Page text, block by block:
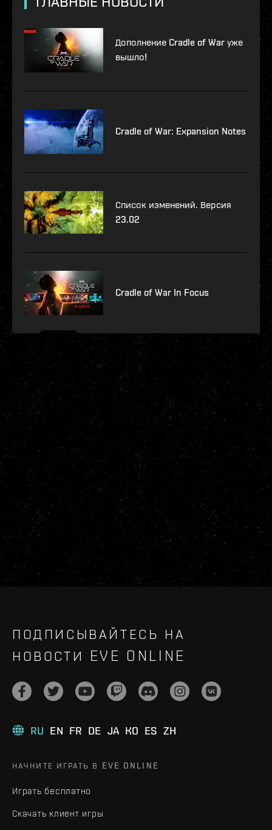
Дополнение Cradle of War уже
вышло!
Cradle of War: Expansion Notes
Список изменений. Версия
23.02
Cradle of War In Focus
ПОДПИСЫВАЙТЕСЬ НА
НОВОСТИ EVE ONLINE
RU EN FR DE JA KO ES ZH
НАЧНИТЕ ИГРАТЬ В EVE ONLINE
Играть бесплатно
Скачать клиент игры